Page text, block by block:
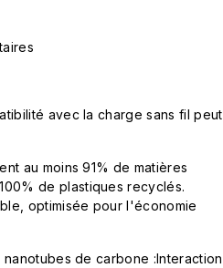
avec la charge sans fil peut
au moins 91% de matières
de plastiques recyclés.
optimisée pour l'économie
de carbone